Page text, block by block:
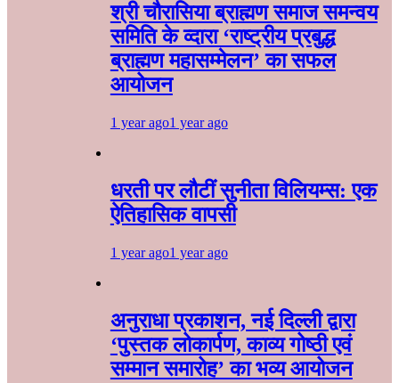
श्री चौरासिया ब्राह्मण समाज समन्वय
समिति के व्दारा‌ ‘राष्ट्रीय प्रबुद्ध
ब्राह्मण‌ महासम्मेलन‌’ का सफल
आयोजन
1 year ago1 year ago
धरती पर लौटीं सुनीता विलियम्स: एक
ऐतिहासिक वापसी
1 year ago1 year ago
अनुराधा प्रकाशन, नई दिल्ली द्वारा
‘पुस्तक लोकार्पण, काव्य गोष्ठी एवं
सम्मान समारोह’ का भव्य आयोजन